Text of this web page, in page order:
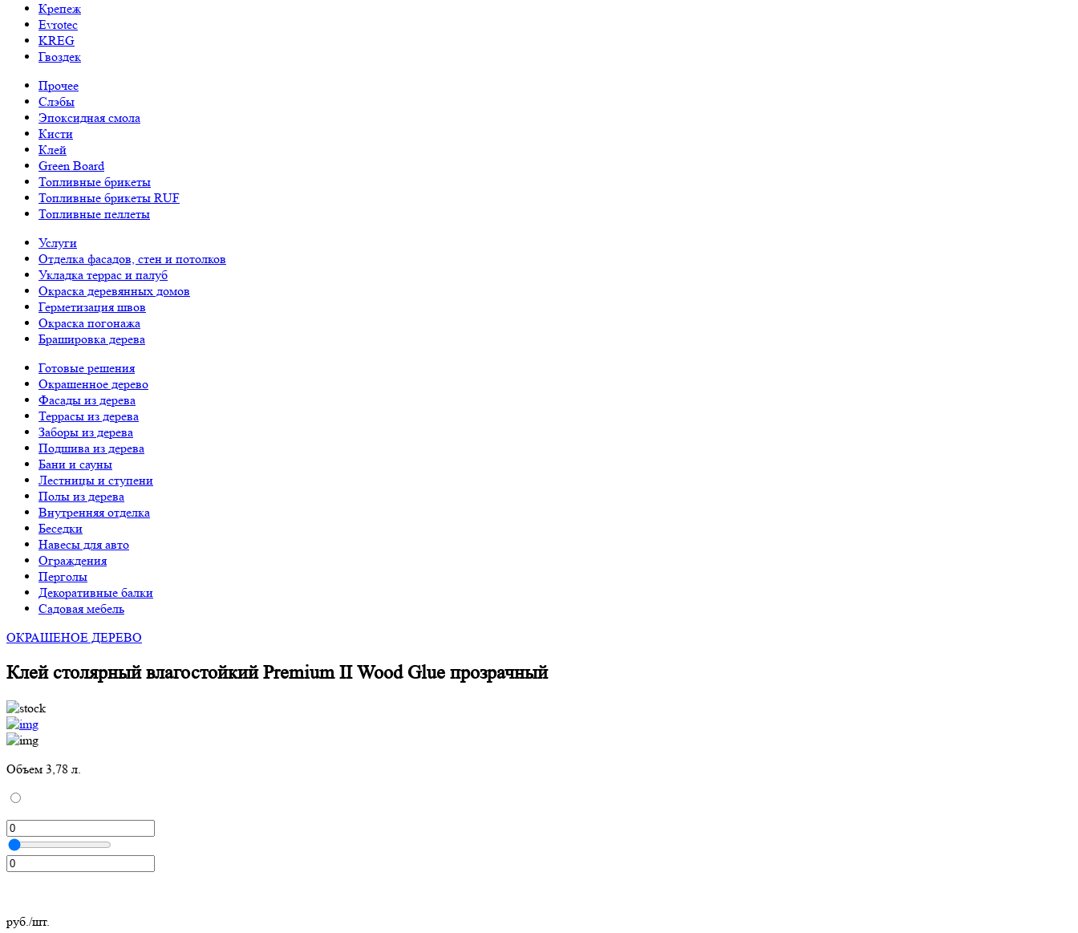
Крепеж
Evrotec
KREG
Гвоздек
Прочее
Слэбы
Эпоксидная смола
Кисти
Клей
Green Board
Топливные брикеты
Топливные брикеты RUF
Топливные пеллеты
Услуги
Отделка фасадов, стен и потолков
Укладка террас и палуб
Окраска деревянных домов
Герметизация швов
Окраска погонажа
Брашировка дерева
Готовые решения
Окрашенное дерево
Фасады из дерева
Террасы из дерева
Заборы из дерева
Подшива из дерева
Бани и сауны
Лестницы и ступени
Полы из дерева
Внутренняя отделка
Беседки
Навесы для авто
Ограждения
Перголы
Декоративные балки
Садовая мебель
ОКРАШЕНОЕ ДЕРЕВО
Клей столярный влагостойкий Premium II Wood Glue прозрачный
Объем 3,78 л.
руб./шт.